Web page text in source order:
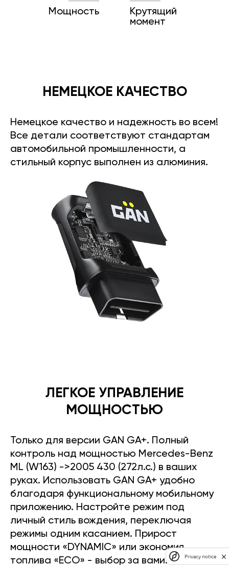
Мощность
Крутящий
момент
НЕМЕЦКОЕ КАЧЕСТВО
Немецкое качество и надежность во всем!
Все детали соответствуют стандартам
автомобильной промышленности, а
стильный корпус выполнен из алюминия.
ЛЕГКОЕ УПРАВЛЕНИЕ
МОЩНОСТЬЮ
Только для версии GAN GA+. Полный
контроль над мощностью Mercedes-Benz
ML (W163) ->2005 430 (272л.с.) в ваших
руках. Использовать GAN GA+ удобно
благодаря функциональному мобильному
приложению. Настройте режим под
личный стиль вождения, переключая
режимы одним касанием. Прирост
мощности «DYNAMIC» или экономия
топлива «ECO» - выбор за вами.
Privacy notice